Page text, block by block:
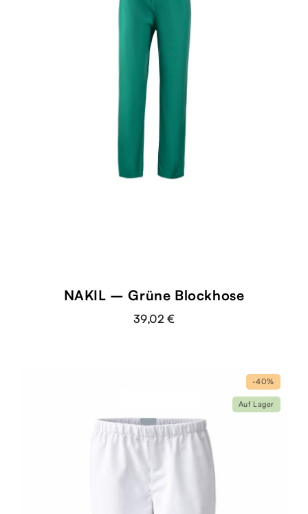
NAKIL – Grüne Blockhose
39,02 €
-40%
Auf Lager